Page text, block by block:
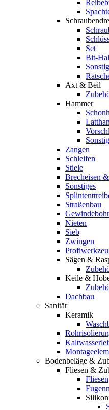
Set
Bit-
Axt & Beil
Hammer
Zangen
Schleifen
Stiele
Brecheisen
Sonstiges
Straßenbau
Nieten
Sieb
Zwingen
Sägen &
Keile &
Dachbau
Sanitär
Keramik
Bodenbeläge &
Fliesen &
Fliesen